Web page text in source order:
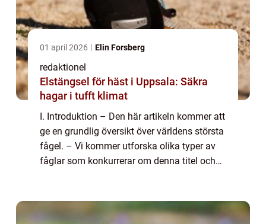
01 april 2026 Elin Forsberg
redaktionel
Elstängsel för häst i Uppsala: Säkra
hagar i tufft klimat
I. Introduktion – Den här artikeln kommer att
ge en grundlig översikt över världens största
fågel. – Vi kommer utforska olika typer av
fåglar som konkurrerar om denna titel och